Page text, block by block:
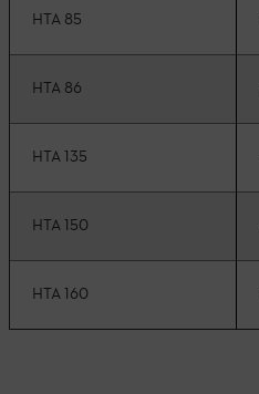
HTA 85
HTA 86
HTA 135
HTA 150
HTA 160